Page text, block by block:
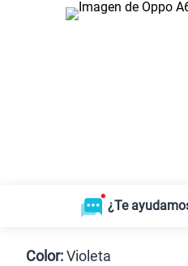
¿Te
Color:Violeta